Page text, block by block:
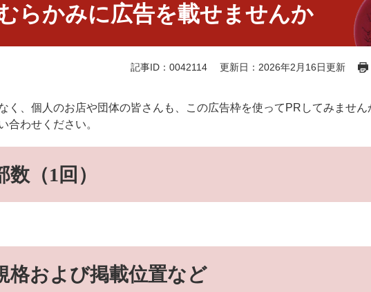
らかみに広告を載せませんか
記事ID：0042114 更新日：2026年2月16日更新
く、個人のお店や団体の皆さんも、この広告枠を使ってPRしてみません
合わせください。
数（1回）
格および掲載位置など